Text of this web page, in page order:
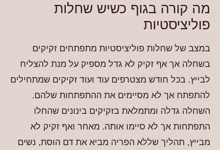
מה קורה בגוף כשיש שחלות
פוליציסטיות
במצב של שחלות פוליציסטיות מתפתחים זקיקים
בשחלה אך אף זקיק לא גדל מספיק על מנת להצליח
לבייץ. בכל חודש מצטרפים עוד ועוד זקיקים שמתחילים
להתפתח אך לא מסיימים את ההתפתחות שלהם.
השחלה גדלה ומתמלאת בזקיקים בינונים שהחלו
התפתחות אך לא סיימו אותה. מאחר ואף זקיק לא
מבייץ, תהליך שללא הפריה מביא את דם הוסת, נשים